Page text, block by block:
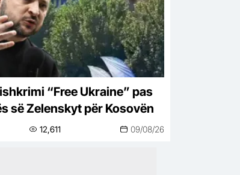
“Free Ukraine” pas
së Zelenskyt për Kosovën
12,611 09/08/26